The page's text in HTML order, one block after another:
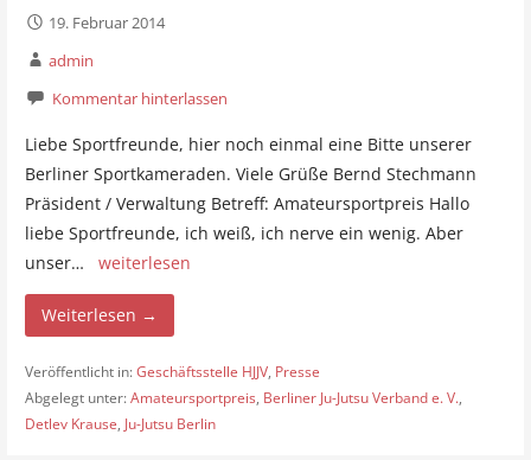
19. Februar 2014
admin
Kommentar hinterlassen
Liebe Sportfreunde, hier noch einmal eine Bitte unserer
Berliner Sportkameraden. Viele Grüße Bernd Stechmann
Präsident / Verwaltung Betreff: Amateursportpreis Hallo
liebe Sportfreunde, ich weiß, ich nerve ein wenig. Aber
unser… weiterlesen
Weiterlesen →
Veröffentlicht in:Geschäftsstelle HJJV, Presse
Abgelegt unter:Amateursportpreis, Berliner Ju-Jutsu Verband e. V.,
Detlev Krause, Ju-Jutsu Berlin